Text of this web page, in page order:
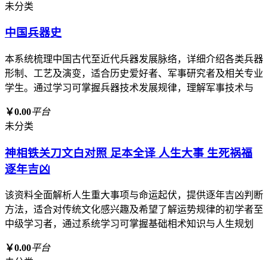
未分类
中国兵器史
本系统梳理中国古代至近代兵器发展脉络，详细介绍各类兵器
形制、工艺及演变，适合历史爱好者、军事研究者及相关专业
学生。通过学习可掌握兵器技术发展规律，理解军事技术与
￥0.00平台
未分类
神相铁关刀文白对照 足本全译 人生大事 生死祸福
逐年吉凶
该资料全面解析人生重大事项与命运起伏，提供逐年吉凶判断
方法，适合对传统文化感兴趣及希望了解运势规律的初学者至
中级学习者，通过系统学习可掌握基础相术知识与人生规划
￥0.00平台